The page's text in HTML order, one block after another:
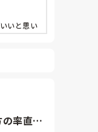
言われ
いと思い
率直な